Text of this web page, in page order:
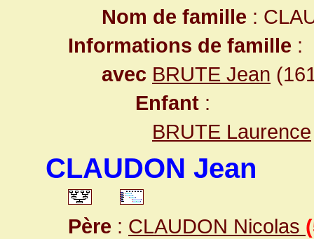
Nom de famille :
Informations de famille :
avec BRUTE Jean
Enfant :
BRUTE Laurence
CLAUDON Jean
Père : CLAUDON Nicolas